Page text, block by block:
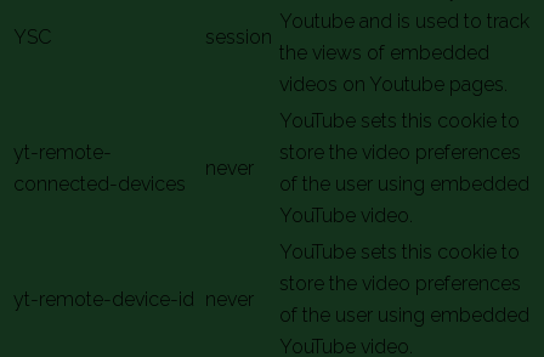
YSC session
Youtube and is used to track
the views of embedded
videos on Youtube pages.
yt-remote-
connected-devices
never
YouTube sets this cookie to
store the video preferences
of the user using embedded
YouTube video.
yt-remote-device-id never
YouTube sets this cookie to
store the video preferences
of the user using embedded
YouTube video.